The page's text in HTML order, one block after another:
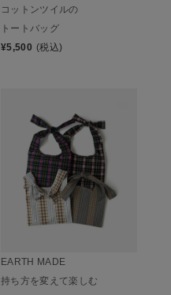
コットンツイルの
トートバッグ
¥5,500 (税込)
EARTH MADE
持ち方を変えて楽しむ